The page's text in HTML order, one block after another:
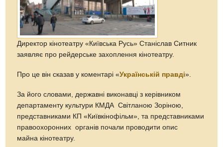
Директор кінотеатру «Київська Русь» Станіслав Ситник
заявляє про рейдерське захоплення кінотеатру.
Про це він сказав у коментарі «Українській правді».
За його словами, державні виконавці з керівником
департаменту культури КМДА Світланою Зоріною,
представниками КП «Київкінофільм», та представниками
правоохоронних органів почали проводити опис
майна кінотеатру.